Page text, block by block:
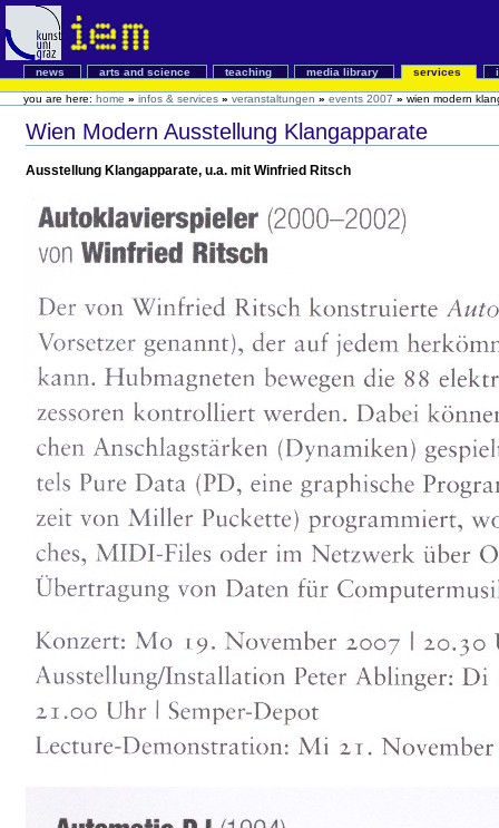
news arts and science teaching media library services
you are here: home » infos & services » veranstaltungen » events 2007 » wien modern
Wien Modern Ausstellung Klangapparate
Ausstellung Klangapparate, u.a. mit Winfried Ritsch